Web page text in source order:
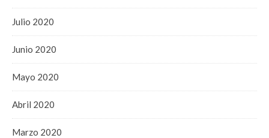
Julio 2020
Junio 2020
Mayo 2020
Abril 2020
Marzo 2020